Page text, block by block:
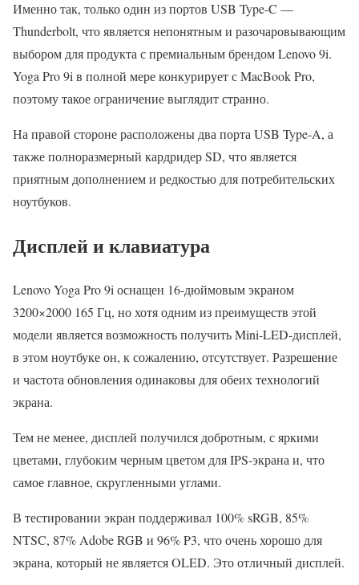
Именно так, только один из портов USB Type-C —
Thunderbolt, что является непонятным и разочаровывающим
выбором для продукта с премиальным брендом Lenovo 9i.
Yoga Pro 9i в полной мере конкурирует с MacBook Pro,
поэтому такое ограничение выглядит странно.
На правой стороне расположены два порта USB Type-A, а
также полноразмерный кардридер SD, что является
приятным дополнением и редкостью для потребительских
ноутбуков.
Дисплей и клавиатура
Lenovo Yoga Pro 9i оснащен 16-дюймовым экраном
3200×2000 165 Гц, но хотя одним из преимуществ этой
модели является возможность получить Mini-LED-дисплей,
в этом ноутбуке он, к сожалению, отсутствует. Разрешение
и частота обновления одинаковы для обеих технологий
экрана.
Тем не менее, дисплей получился добротным, с яркими
цветами, глубоким черным цветом для IPS-экрана и, что
самое главное, скругленными углами.
В тестировании экран поддерживал 100% sRGB, 85%
NTSC, 87% Adobe RGB и 96% P3, что очень хорошо для
экрана, который не является OLED. Это отличный дисплей.